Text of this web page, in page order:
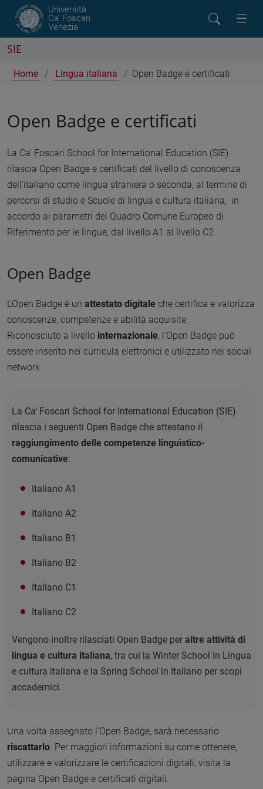
Università
Ca' Foscari
Venezia
SIE
Home Lingua italiana Open Badge e certificati
Open Badge e certificati
La Ca' Foscari School for International Education (SIE)
rilascia Open Badge e certificati del livello di conoscenza
dell'italiano come lingua straniera o seconda, al termine di
percorsi di studio e Scuole di lingua e cultura italiana, in
accordo ai parametri del Quadro Comune Europeo di
Riferimento per le lingue, dal livello A1 al livello C2.
Open Badge
L’Open Badge è un attestato digitale che certifica e valorizza
conoscenze, competenze e abilità acquisite.
Riconosciuto a livello internazionale, l’Open Badge può
essere inserito nei curricula elettronici e utilizzato nei social
network.
La Ca’ Foscari School for International Education (SIE)
rilascia i seguenti Open Badge che attestano il
raggiungimento delle competenze linguistico-
comunicative:
Italiano A1
Italiano A2
Italiano B1
Italiano B2
Italiano C1
Italiano C2
Vengono inoltre rilasciati Open Badge per altre attività di
lingua e cultura italiana, tra cui la Winter School in Lingua
e cultura italiana e la Spring School in Italiano per scopi
accademici.
Una volta assegnato l’Open Badge, sarà necessario
riscattarlo. Per maggiori informazioni su come ottenere,
utilizzare e valorizzare le certificazioni digitali, visita la
pagina Open Badge e certificati digitali.